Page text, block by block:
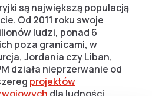
są największą populacją
Od 2011 roku swoje
ludzi, ponad 6
poza granicami, w
Jordania czy Liban,
działa nieprzerwanie od
projektów